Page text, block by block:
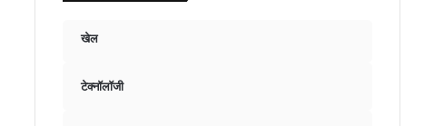
खेल
टेक्नॉलॉजी